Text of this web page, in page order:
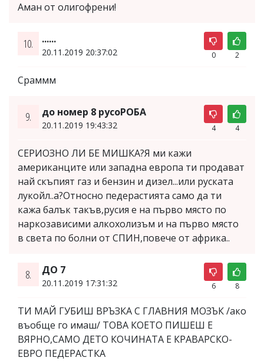
Аман от олигофрени!
10. ......
20.11.2019 20:37:02 0 2
Сраммм
9. до номер 8 русоРОБА
20.11.2019 19:43:32 4 4
СЕРИОЗНО ЛИ БЕ МИШКА?Я ми кажи
американците или западна европа ти продават
най скъпият газ и бензин и дизел...или руската
лукойл..а?Относно педерастията само да ти
кажа балък такъв,русия е на първо място по
наркозависими алкохолизъм и на първо място
в света по болни от СПИН,повече от африка..
8. ДО 7
20.11.2019 17:31:32 6 8
ТИ МАЙ ГУБИШ ВРЪЗКА С ГЛАВНИЯ МОЗЪК /ако
въобще го имаш/ ТОВА КОЕТО ПИШЕШ Е
ВЯРНО,САМО ДЕТО КОЧИНАТА Е КРАВАРСКО-
ЕВРО ПЕДЕРАСТКА